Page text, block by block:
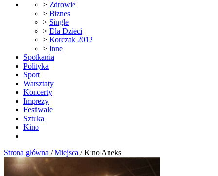
> Zdrowie
> Biznes
> Single
> Dla Dzieci
> Korczak 2012
> Inne
Spotkania
Polityka
Sport
Warsztaty
Koncerty
Imprezy
Festiwale
Sztuka
Kino
Strona główna /Miejsca /Kino Aneks